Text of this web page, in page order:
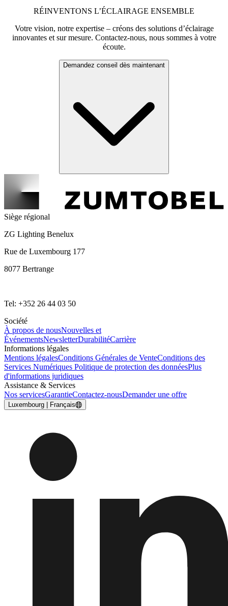
RÉINVENTONS L’ÉCLAIRAGE ENSEMBLE
Votre vision, notre expertise – créons des solutions d’éclairage
innovantes et sur mesure. Contactez-nous, nous sommes à votre
écoute.
Demandez conseil dès maintenant
Siège régional
ZG Lighting Benelux
Rue de Luxembourg 177
8077 Bertrange
Tel: +352 26 44 03 50
Société
À propos de nousNouvelles et
ÉvénementsNewsletterDurabilitéCarrière
Informations légales
Mentions légalesConditions Générales de VenteConditions des
Services Numériques Politique de protection des donnéesPlus
d'informations juridiques
Assistance & Services
Nos servicesGarantieContactez-nousDemander une offre
Luxembourg | Français